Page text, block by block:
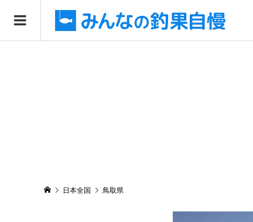
日本全国 鳥取県